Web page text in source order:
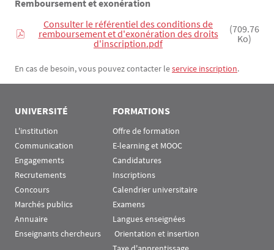
Remboursement et exonération
Consulter le référentiel des conditions de
remboursement et d'exonération des droits
d'inscription.pdf
(709.76
Ko)
Contact
En cas de besoin, vous pouvez contacter leservice inscription.
UNIVERSITÉ
L'institution
Communication
Engagements
Recrutements
Concours
Marchés publics
Annuaire
Enseignants chercheurs
FORMATIONS
Offre de formation
E-learning et MOOC
Candidatures
Inscriptions
Calendrier universitaire
Examens
Langues enseignées
Orientation et insertion